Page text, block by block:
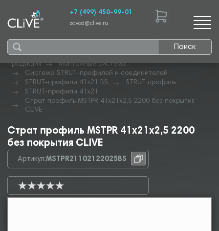
Поиск
+7 (499) 450-99-01
zavod@clive.ru
Продукция
Монтажные системы
Система STRUT-профилей и соединителей
STRUT-профили 41х21 BS
STRUT профиль
STRUT-профили 41х21
Страт профиль MSTPR 41х21х2,5 2200 без покрытия
CLIVE
Страт профиль MSTPR 41х21х2,5 2200
без покрытия CLIVE
Артикул:MSTPR21102122025BS